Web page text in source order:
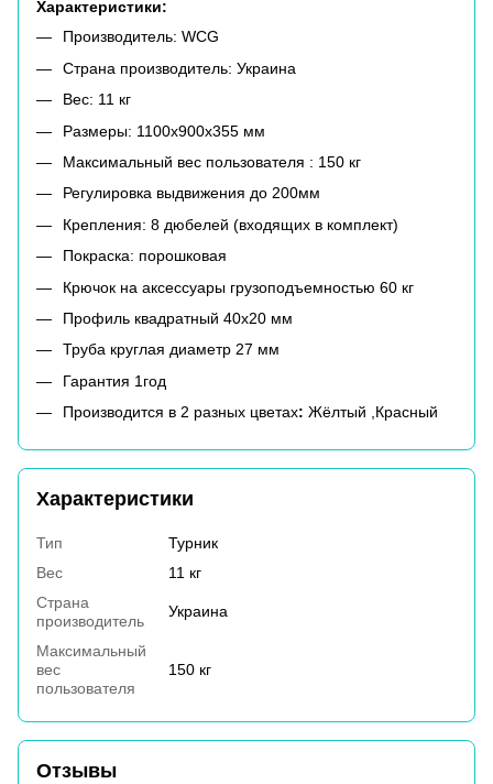
Характеристики:
Производитель: WCG
Страна производитель: Украина
Вес: 11 кг
Размеры: 1100x900x355 мм
Максимальный вес пользователя : 150 кг
Регулировка выдвижения до 200мм
Крепления: 8 дюбелей (входящих в комплект)
Покраска: порошковая
Крючок на аксессуары грузоподъемностью 60 кг
Профиль квадратный 40х20 мм
Труба круглая диаметр 27 мм
Гарантия 1год
Производится в 2 разных цветах: Жёлтый ,Красный
Характеристики
Тип
Турник
Вес
11 кг
Страна
производитель
Украина
Максимальный
вес
пользователя
150 кг
Отзывы